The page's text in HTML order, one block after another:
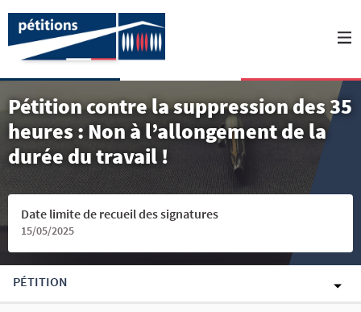
Pétition contre la suppression des 35
heures : Non à l’allongement de la
durée du travail !
Date limite de recueil des signatures
15/05/2025
PÉTITION